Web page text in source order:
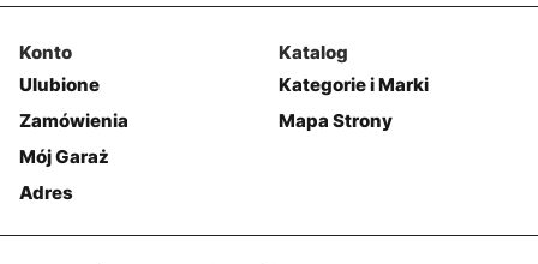
Konto
Ulubione
Zamówienia
Mój Garaż
Adres
Katalog
Kategorie i Marki
Mapa Strony